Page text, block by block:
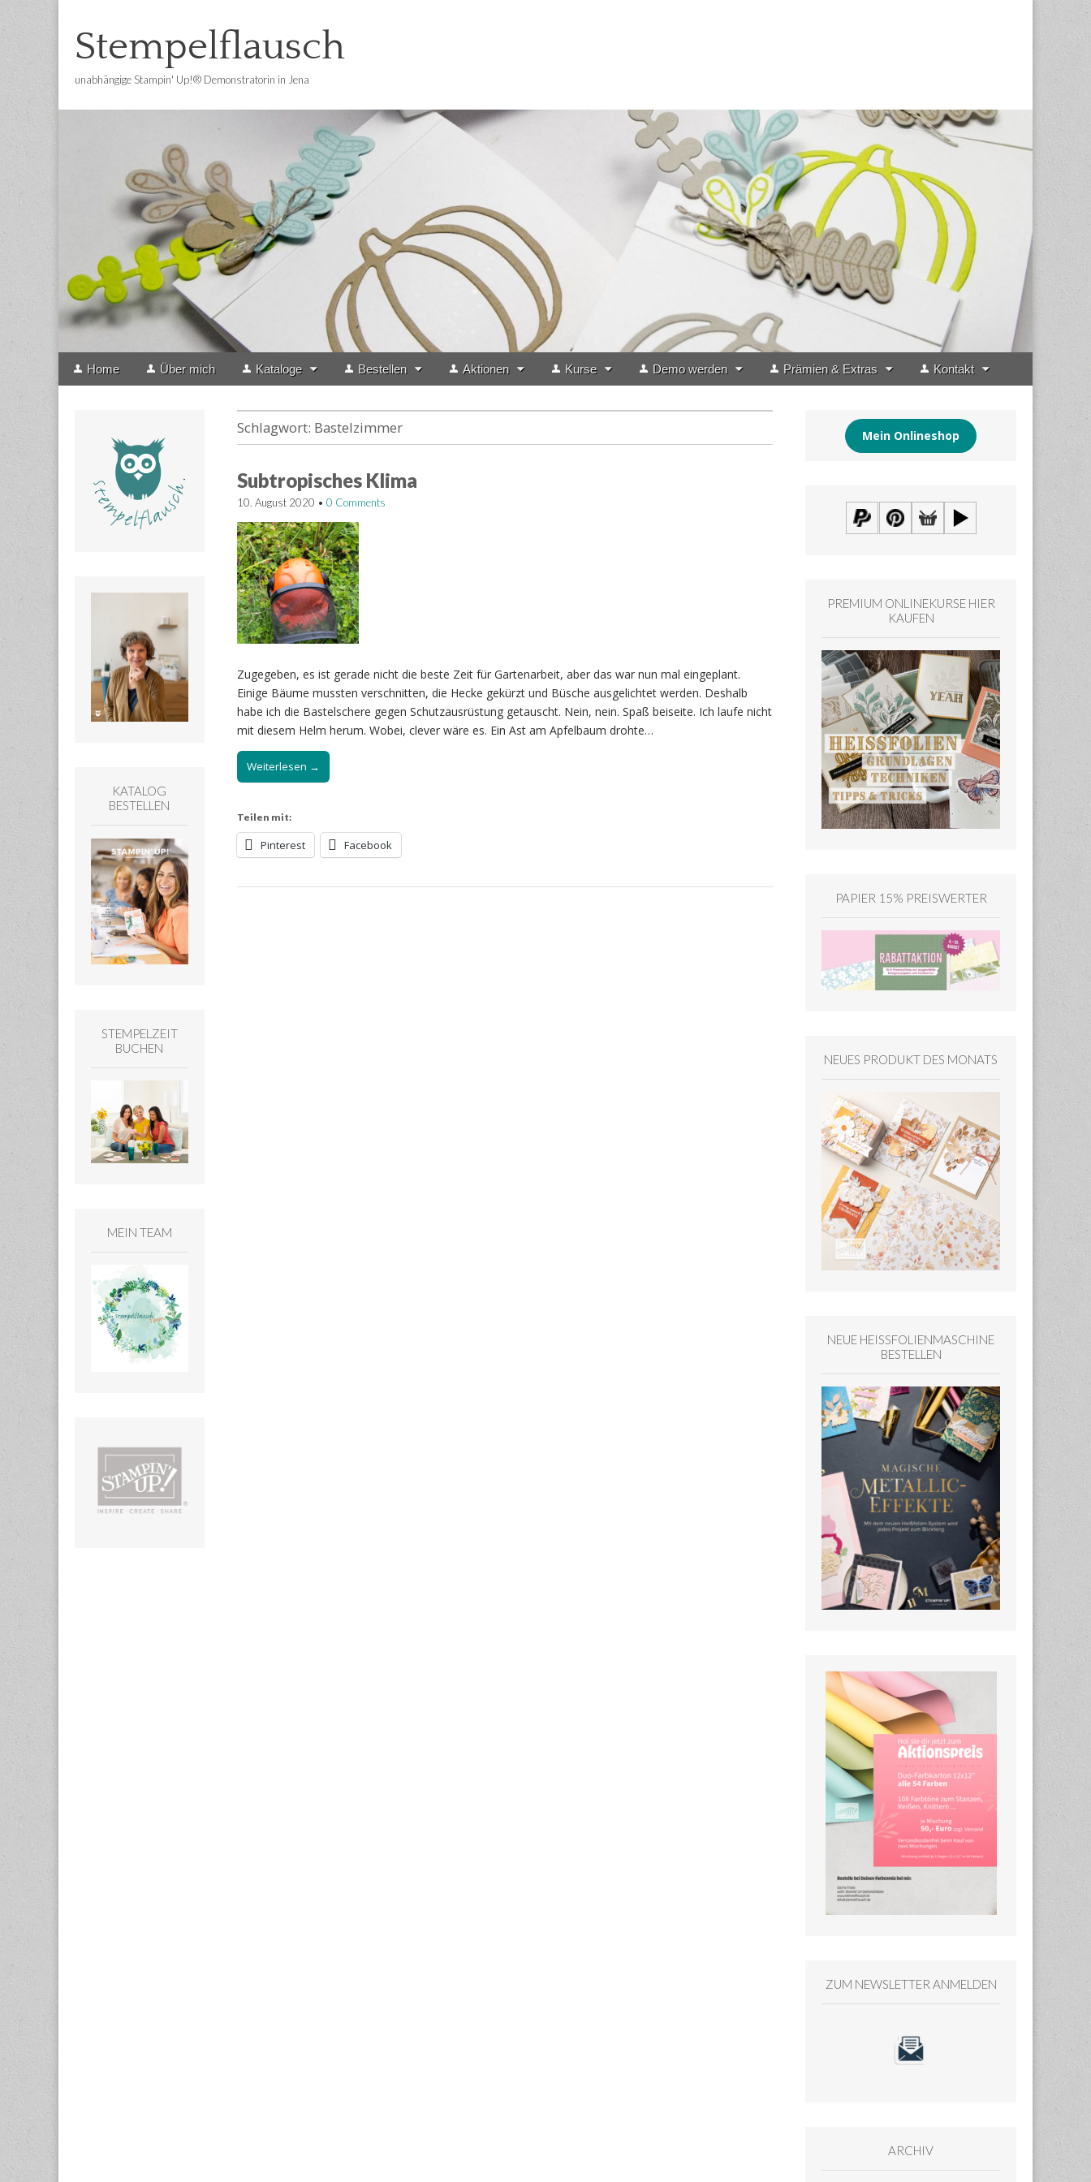
Stempelflausch
unabhängige Stampin' Up!® Demonstratorin in Jena
Main
Skip
Home Über mich Kataloge Bestellen Aktionen Kurse Demo werden Prämien & Extras Kontakt
Schlagwort: Bastelzimmer
Subtropisches Klima
10. August 2020 • 0 Comments
Zugegeben, es ist gerade nicht die beste Zeit für Gartenarbeit, aber das war nun mal eingeplant.
Einige Bäume mussten verschnitten, die Hecke gekürzt und Büsche ausgelichtet werden. Deshalb
habe ich die Bastelschere gegen Schutzausrüstung getauscht. Nein, nein. Spaß beiseite. Ich laufe nicht
mit diesem Helm herum. Wobei, clever wäre es. Ein Ast am Apfelbaum drohte…
Weiterlesen →
Teilen mit:
Pinterest Facebook
KATALOG
BESTELLEN
STEMPELZEIT
BUCHEN
MEIN TEAM
Mein Onlineshop
PREMIUM ONLINEKURSE HIER
KAUFEN
PAPIER 15% PREISWERTER
NEUES PRODUKT DES MONATS
NEUE HEISSFOLIENMASCHINE
BESTELLEN
ZUM NEWSLETTER ANMELDEN
ARCHIV